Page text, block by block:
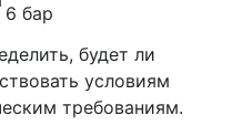
6 бар
будет ли
условиям
требованиям.